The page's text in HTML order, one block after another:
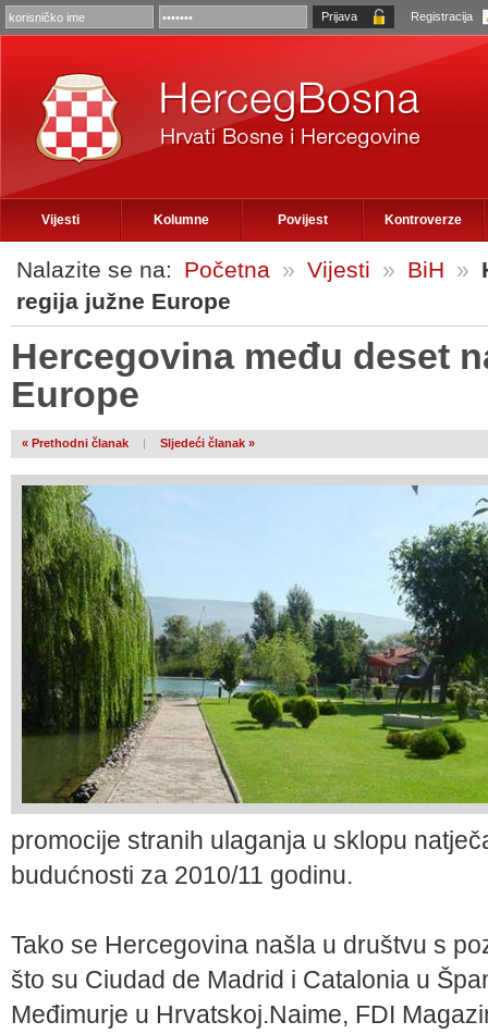
Registracija
Vijesti Kolumne Povijest Kontroverze
Nalazite se na: Početna » Vijesti » BiH »
regija južne Europe
Hercegovina među deset
Europe
« Prethodni članak | Sljedeći članak »
promocije stranih ulaganja u sklopu
budućnosti za 2010/11 godinu.
Tako se Hercegovina našla u društvu s
što su Ciudad de Madrid i Catalonia u
Međimurje u Hrvatskoj.Naime, FDI